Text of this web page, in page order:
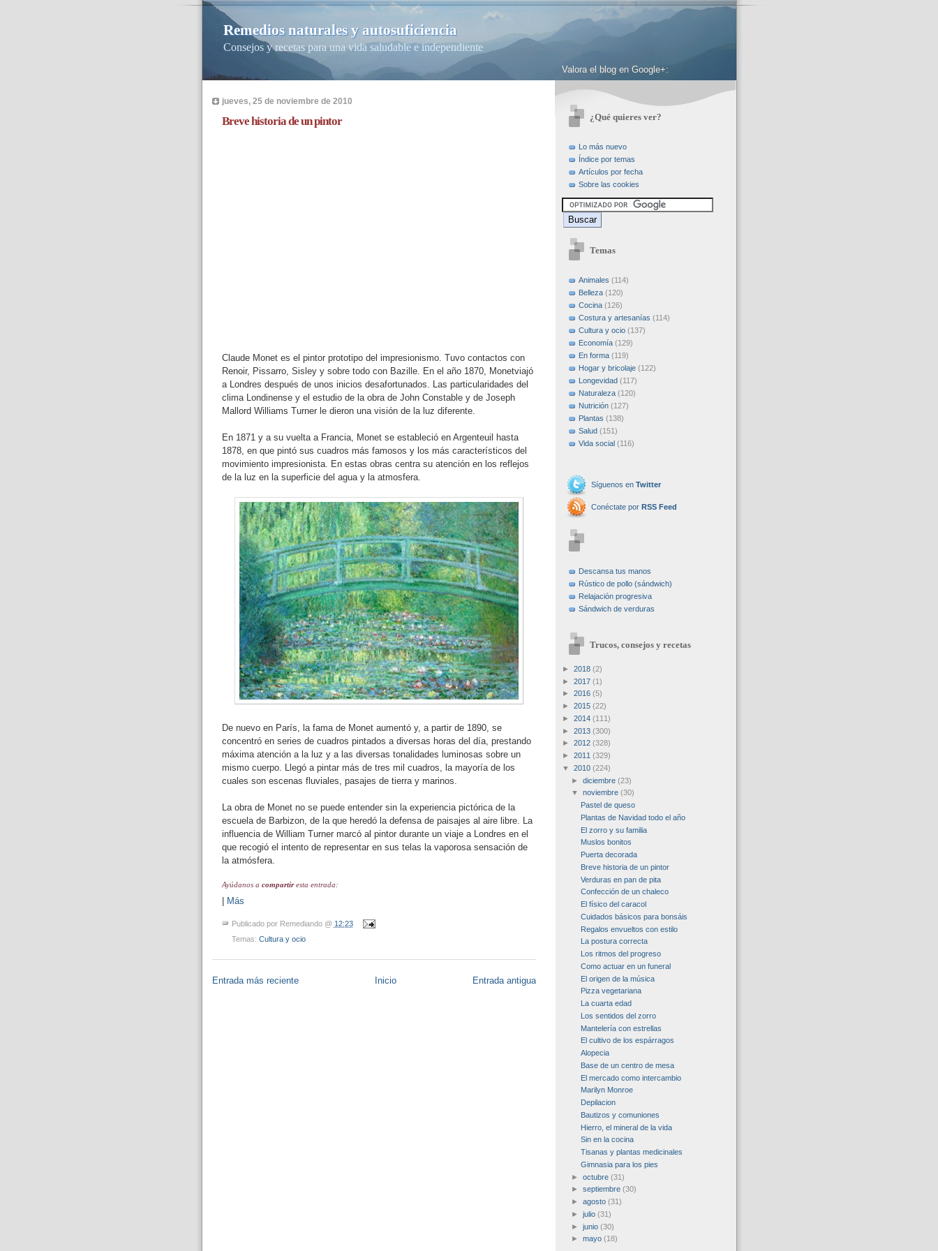
Remedios naturales y autosuficiencia
Consejos y recetas para una vida saludable e independiente
jueves, 25 de noviembre de 2010
Breve historia de un pintor
Claude Monet es el pintor prototipo del impresionismo. Tuvo contactos con
Renoir, Pissarro, Sisley y sobre todo con Bazille. En el año 1870, Monetviajó
a Londres después de unos inicios desafortunados. Las particularidades del
clima Londinense y el estudio de la obra de John Constable y de Joseph
Mallord Williams Turner le dieron una visión de la luz diferente.
En 1871 y a su vuelta a Francia, Monet se estableció en Argenteuil hasta
1878, en que pintó sus cuadros más famosos y los más característicos del
movimiento impresionista. En estas obras centra su atención en los reflejos
de la luz en la superficie del agua y la atmosfera.
De nuevo en París, la fama de Monet aumentó y, a partir de 1890, se
concentró en series de cuadros pintados a diversas horas del día, prestando
máxima atención a la luz y a las diversas tonalidades luminosas sobre un
mismo cuerpo. Llegó a pintar más de tres mil cuadros, la mayoría de los
cuales son escenas fluviales, pasajes de tierra y marinos.
La obra de Monet no se puede entender sin la experiencia pictórica de la
escuela de Barbizon, de la que heredó la defensa de paisajes al aire libre. La
influencia de William Turner marcó al pintor durante un viaje a Londres en el
que recogió el intento de representar en sus telas la vaporosa sensación de
la atmósfera.
Ayúdanos a compartiresta entrada:
| Más
Publicado por Remediando @ 12:23
Temas: Cultura y ocio
Entrada más reciente Entrada antigua
Inicio
¿Qué quieres ver?
Lo más nuevo
Índice por temas
Artículos por fecha
Sobre las cookies
Temas
Animales (114)
Belleza (120)
Cocina (126)
Costura y artesanías (114)
Cultura y ocio (137)
Economía (129)
En forma (119)
Hogar y bricolaje (122)
Longevidad (117)
Naturaleza (120)
Nutrición (127)
Plantas (138)
Salud (151)
Vida social (116)
Valora el blog en Google+:
Síguenos en Twitter
Conéctate por RSS Feed
Descansa tus manos
Rústico de pollo (sándwich)
Relajación progresiva
Sándwich de verduras
Trucos, consejos y recetas
► 2018 (2)
► 2017 (1)
► 2016 (5)
► 2015 (22)
► 2014 (111)
► 2013 (300)
► 2012 (328)
► 2011 (329)
▼ 2010 (224)
► diciembre (23)
▼ noviembre (30)
Pastel de queso
Plantas de Navidad todo el año
El zorro y su familia
Muslos bonitos
Puerta decorada
Breve historia de un pintor
Verduras en pan de pita
Confección de un chaleco
El físico del caracol
Cuidados básicos para bonsáis
Regalos envueltos con estilo
La postura correcta
Los ritmos del progreso
Como actuar en un funeral
El origen de la música
Pizza vegetariana
La cuarta edad
Los sentidos del zorro
Mantelería con estrellas
El cultivo de los espárragos
Alopecia
Base de un centro de mesa
El mercado como intercambio
Marilyn Monroe
Depilacion
Bautizos y comuniones
Hierro, el mineral de la vida
Sin en la cocina
Tisanas y plantas medicinales
Gimnasia para los pies
► octubre (31)
► septiembre (30)
► agosto (31)
► julio (31)
► junio (30)
► mayo (18)